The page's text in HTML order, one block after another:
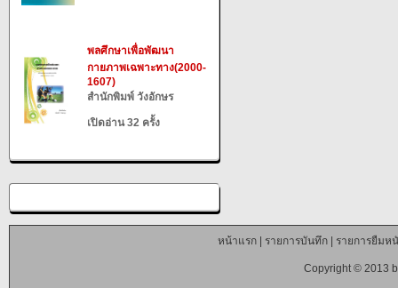
พลศึกษาเพื่อพัฒนา
กายภาพเฉพาะทาง(2000-
1607)
สำนักพิมพ์ วังอักษร
เปิดอ่าน 32 ครั้ง
หน้าแรก| รายการบันทึก| รายการยืมห
Copyright © 2013